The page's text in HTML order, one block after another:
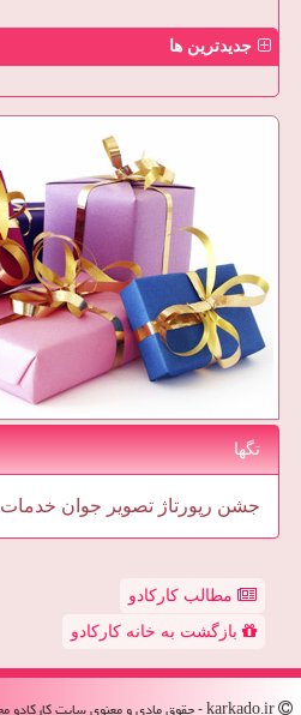
جدیدترین ها
تگها
جشن رپورتاژ تصویر جوان خدمات
مطالب کارکادو
بازگشت به خانه کارکادو